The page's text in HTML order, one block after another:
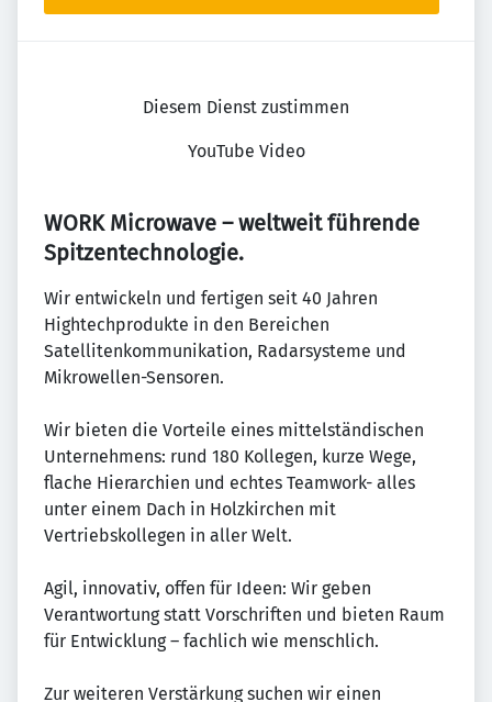
Diesem Dienst zustimmen
YouTube Video
WORK Microwave – weltweit führende
Spitzentechnologie.
Wir entwickeln und fertigen seit 40 Jahren
Hightechprodukte in den Bereichen
Satellitenkommunikation, Radarsysteme und
Mikrowellen-Sensoren.
Wir bieten die Vorteile eines mittelständischen
Unternehmens: rund 180 Kollegen, kurze Wege,
flache Hierarchien und echtes Teamwork- alles
unter einem Dach in Holzkirchen mit
Vertriebskollegen in aller Welt.
Agil, innovativ, offen für Ideen: Wir geben
Verantwortung statt Vorschriften und bieten Raum
für Entwicklung – fachlich wie menschlich.
Zur weiteren Verstärkung suchen wir einen